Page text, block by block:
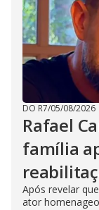
DO R7/05/08/2026
Rafael
família
Após revelar
ator